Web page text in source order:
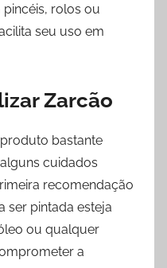
rolos ou
seu uso em
Zarcão
bastante
cuidados
recomendação
ser pintada esteja
ou qualquer
a